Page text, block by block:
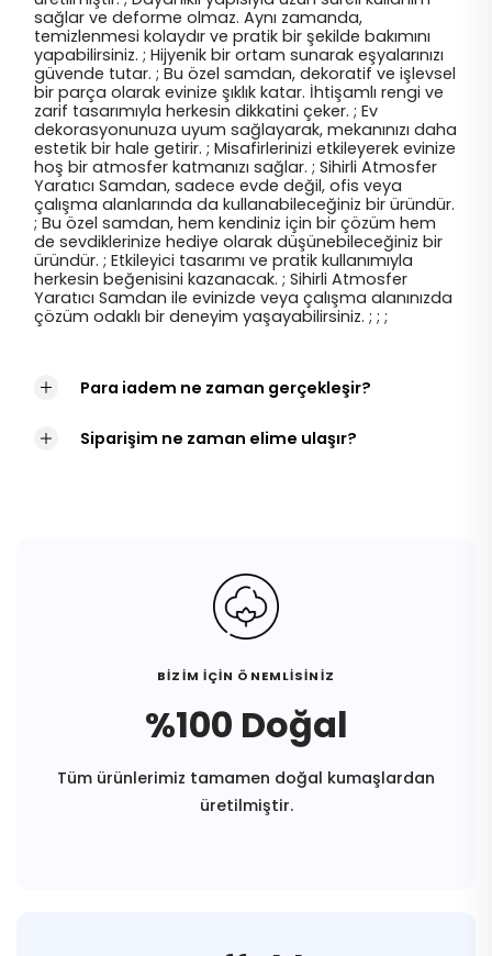
sağlar ve deforme olmaz. Aynı zamanda,
temizlenmesi kolaydır ve pratik bir şekilde bakımını
yapabilirsiniz. ; Hijyenik bir ortam sunarak eşyalarınızı
güvende tutar. ; Bu özel samdan, dekoratif ve işlevsel
bir parça olarak evinize şıklık katar. İhtişamlı rengi ve
zarif tasarımıyla herkesin dikkatini çeker. ; Ev
dekorasyonunuza uyum sağlayarak, mekanınızı daha
estetik bir hale getirir. ; Misafirlerinizi etkileyerek evinize
hoş bir atmosfer katmanızı sağlar. ; Sihirli Atmosfer
Yaratıcı Samdan, sadece evde değil, ofis veya
çalışma alanlarında da kullanabileceğiniz bir üründür.
; Bu özel samdan, hem kendiniz için bir çözüm hem
de sevdiklerinize hediye olarak düşünebileceğiniz bir
üründür. ; Etkileyici tasarımı ve pratik kullanımıyla
herkesin beğenisini kazanacak. ; Sihirli Atmosfer
Yaratıcı Samdan ile evinizde veya çalışma alanınızda
çözüm odaklı bir deneyim yaşayabilirsiniz. ; ; ;
Para iadem ne zaman gerçekleşir?
Siparişim ne zaman elime ulaşır?
BİZİM İÇİN ÖNEMLİSİNİZ
%100 Doğal
Tüm ürünlerimiz tamamen doğal kumaşlardan
üretilmiştir.